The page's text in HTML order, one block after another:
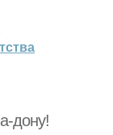
дону!